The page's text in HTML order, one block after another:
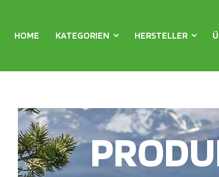
HOME KATEGORIEN HERSTELLER